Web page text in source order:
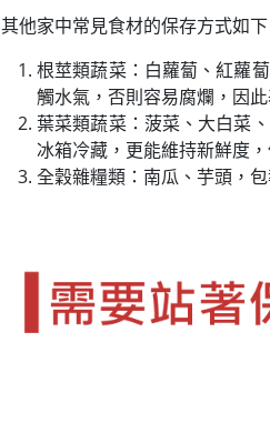
其他家中常見食材的保存方式如下
根莖類蔬菜：白蘿蔔、紅蘿
觸水氣，否則容易腐爛，因
葉菜類蔬菜：菠菜、大白菜
冰箱冷藏，更能維持新鮮度
全穀雜糧類：南瓜、芋頭，